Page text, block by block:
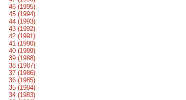
46 (1995)
45 (1994)
44 (1993)
43 (1992)
42 (1991)
41 (1990)
40 (1989)
39 (1988)
38 (1987)
37 (1986)
36 (1985)
35 (1984)
34 (1983)